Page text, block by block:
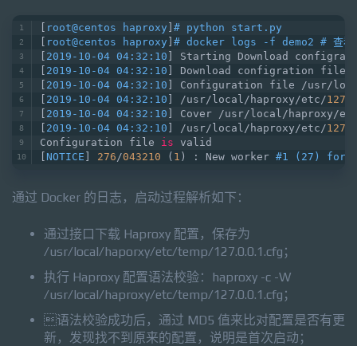
root@centos haproxy # python start.py
root@centos haproxy # docker logs -f demo2 # 查看
2019-10-04 04:32:10 ] Starting Download
2019-10-04 04:32:10 ] Download configration file
2019-10-04 04:32:10 ] Configuration file /usr/
2019-10-04 04:32:10 ] /usr/local/haproxy/etc/
2019-10-04 04:32:10 ] Cover /usr/local/haproxy/
2019-10-04 04:32:10 ] /usr/local/haproxy/etc/
Configuration file is valid
NOTICE 276/043210 ( 1 ) : New worker #1 (27)
通过 Docker 的日志，启动过程解析如下：
通过接口下载 Haproxy 配置，保存为
/usr/local/haporxy/etc/temp/127.0.0.1.cfg；
执行 Haproxy 配置语法校验：haproxy -c -W
/usr/local/haproxy/etc/temp/127.0.0.1.cfg；
语法校验成功后，通过 MD5 值来比对配置是否有更
新，发现找不到原来的配置，说明是首次启动；